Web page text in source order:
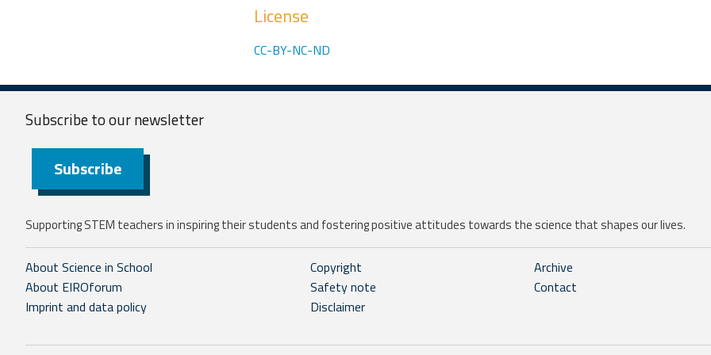
License
CC-BY-NC-ND
Subscribe to ournewsletter
Subscribe
Supporting STEM teachers in inspiring their students and fostering positive attitudes towards the science that shapes our lives.
About Science in School
About EIROforum
Imprint and data policy
Copyright
Safety note
Disclaimer
Archive
Contact